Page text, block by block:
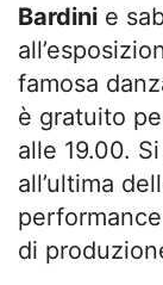
Bardini e
famosa
è gratuito
alle 19.00.
all’ultima
di